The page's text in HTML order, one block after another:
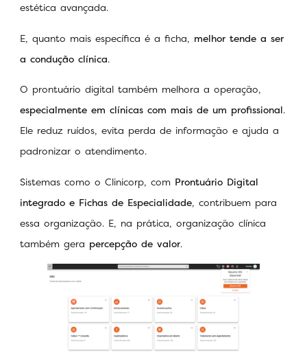
estética avançada.
E, quanto mais específica é a ficha, melhor tende a ser
a condução clínica.
O prontuário digital também melhora a operação,
especialmente em clínicas com mais de um profissional.
Ele reduz ruídos, evita perda de informação e ajuda a
padronizar o atendimento.
Sistemas como o Clinicorp, com Prontuário Digital
integrado e Fichas de Especialidade, contribuem para
essa organização. E, na prática, organização clínica
também gera percepção de valor.